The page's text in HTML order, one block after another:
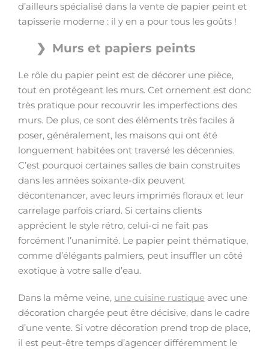
d’ailleurs spécialisé dans la vente de papier peint et
tapisserie moderne : il y en a pour tous les goûts !
Murs et papiers peints
Le rôle du papier peint est de décorer une pièce,
tout en protégeant les murs. Cet ornement est donc
très pratique pour recouvrir les imperfections des
murs. De plus, ce sont des éléments très faciles à
poser, généralement, les maisons qui ont été
longuement habitées ont traversé les décennies.
C’est pourquoi certaines salles de bain construites
dans les années soixante-dix peuvent
décontenancer, avec leurs imprimés floraux et leur
carrelage parfois criard. Si certains clients
apprécient le style rétro, celui-ci ne fait pas
forcément l’unanimité. Le papier peint thématique,
comme d’élégants palmiers, peut insuffler un côté
exotique à votre salle d’eau.
Dans la même veine, une cuisine rustique avec une
décoration chargée peut être décisive, dans le cadre
d’une vente. Si votre décoration prend trop de place,
il est peut-être temps d’agencer différemment le